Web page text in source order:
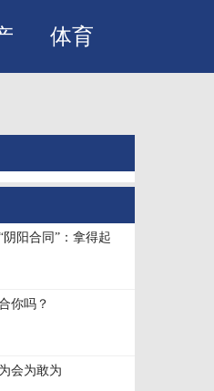
体育
阳合同”：拿得起
你吗？
会为敢为